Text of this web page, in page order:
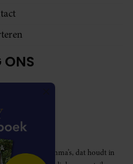
ONS
programma’s, dat houdt in